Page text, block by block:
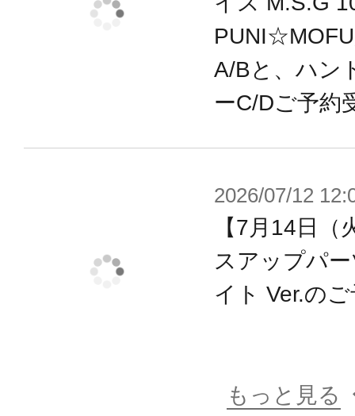
「素体モード」をパーツ差し替えで
・３種の手首は全てプラ製で、武器
リップ両方に対応した形状で挿し込
・各部に配置された3mm径のジョ
既存『M.S.G』『フレームアームズ
ール』『ヘキサギア』『創彩少女庭
リーズ等と各部併用が可能。
【メガミデバイスとは】
A/Bと、ハン
ーC/Dご予約
2026/07/12
【7月14日
スアップパ
イト Ver.の
もっと見る